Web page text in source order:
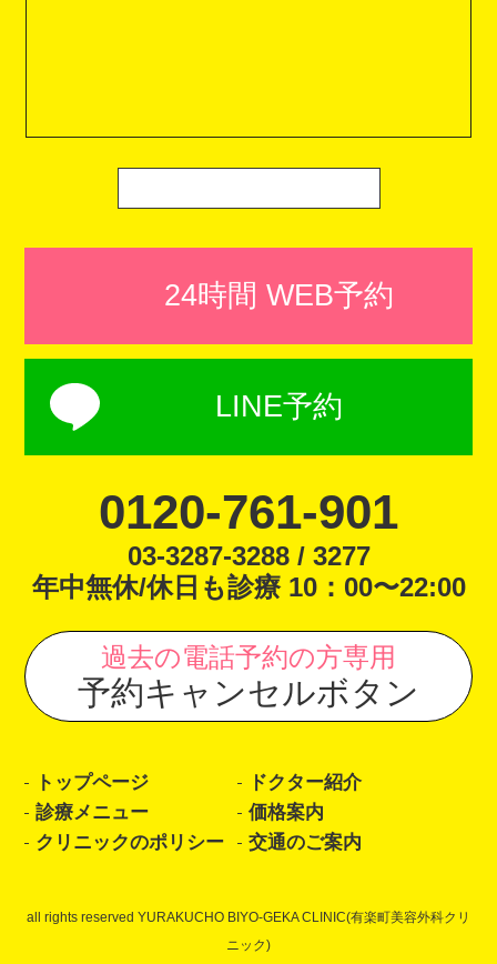
24時間 WEB予約
LINE予約
0120-761-901
03-3287-3288 / 3277
年中無休/休日も診療 10：00〜22:00
過去の電話予約の方専用
予約キャンセルボタン
トップページ
ドクター紹介
診療メニュー
価格案内
クリニックのポリシー
交通のご案内
all rights reserved YURAKUCHO BIYO-GEKA CLINIC(有楽町美容外科クリ
ニック)